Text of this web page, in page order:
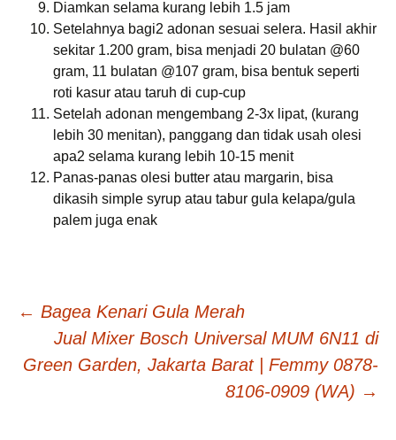
Diamkan selama kurang lebih 1.5 jam
Setelahnya bagi2 adonan sesuai selera. Hasil akhir
sekitar 1.200 gram, bisa menjadi 20 bulatan @60
gram, 11 bulatan @107 gram, bisa bentuk seperti
roti kasur atau taruh di cup-cup
Setelah adonan mengembang 2-3x lipat, (kurang
lebih 30 menitan), panggang dan tidak usah olesi
apa2 selama kurang lebih 10-15 menit
Panas-panas olesi butter atau margarin, bisa
dikasih simple syrup atau tabur gula kelapa/gula
palem juga enak
Post
navigation
← Bagea Kenari Gula Merah
Jual Mixer Bosch Universal MUM 6N11 di
Green Garden, Jakarta Barat | Femmy 0878-
8106-0909 (WA) →